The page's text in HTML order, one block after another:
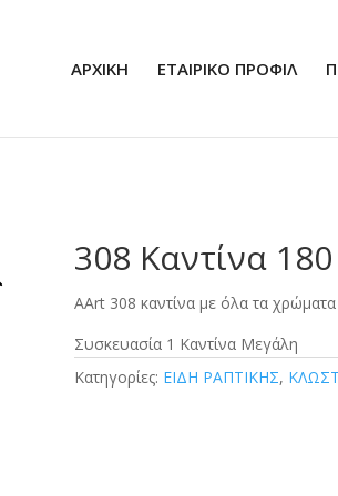
ΑΡΧΙΚΗ ΕΤΑΙΡΙΚΟ ΠΡΟΦΙΛ
308 Καντίνα 180
AArt 308 καντίνα με όλα τα
Συσκευασία 1 Καντίνα Μεγάλη
Κατηγορίες: ΕΙΔΗ ΡΑΠΤΙΚΗΣ,